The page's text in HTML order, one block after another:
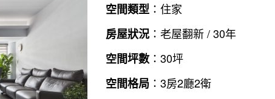
空間類型 ：住家
房屋狀況 ：老屋翻新 / 30年
空間坪數 ：30坪
空間格局 ：3房2廳2衛